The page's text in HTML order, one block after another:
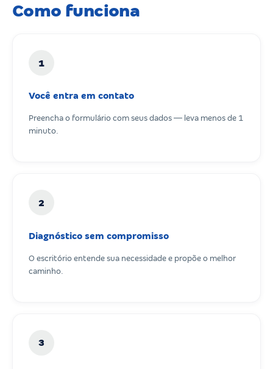
Como funciona
1
Você entra em contato
Preencha o formulário com seus dados — leva menos de 1
minuto.
2
Diagnóstico sem compromisso
O escritório entende sua necessidade e propõe o melhor
caminho.
3